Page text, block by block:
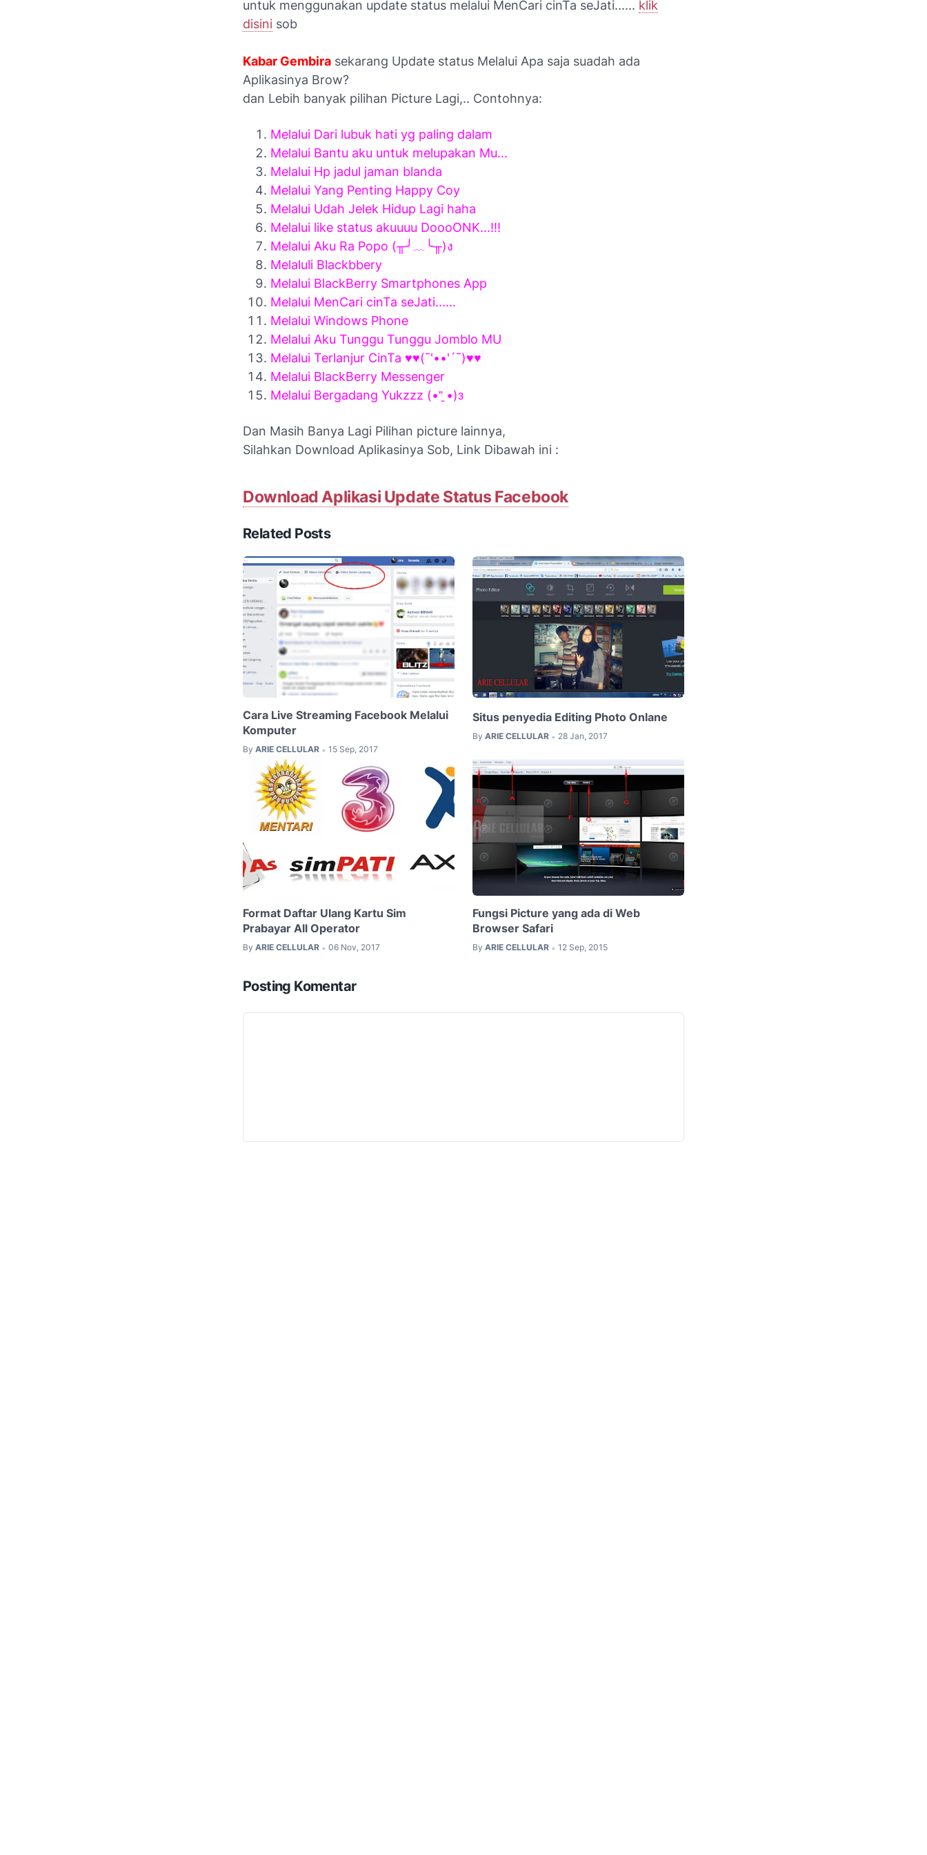
untuk menggunakan update status melalui MenCari cinTa seJati...... klik
disini sob
Kabar Gembira sekarang Update status Melalui Apa saja suadah ada
Aplikasinya Brow?
dan Lebih banyak pilihan Picture Lagi,.. Contohnya:
Melalui Dari lubuk hati yg paling dalam
Melalui Bantu aku untuk melupakan Mu...
Melalui Hp jadul jaman blanda
Melalui Yang Penting Happy Coy
Melalui Udah Jelek Hidup Lagi haha
Melalui like status akuuuu DoooONK...!!!
Melalui Aku Ra Popo (╥╯﹏╰╥)ง
Melaluli Blackbbery
Melalui BlackBerry Smar­t­p­h­ones App
Melalui MenCari cinTa seJati......
Melalui Windows Phone
Melalui Aku Tunggu Tunggu Jomblo MU
Melalui Terlanjur CinTa ♥♥(¯'••'´¯)♥♥
Melalui BlackBerry Messenger
Melalui Bergadang Yukzzz (•”̮ •)з
Dan Masih Banya Lagi Pilihan picture lainnya,
Silahkan Download Aplikasinya Sob, Link Dibawah ini :
Download Aplikasi Update Status Facebook
Related Posts
Cara Live Streaming Facebook Melalui
Komputer
By ARIE CELLULAR • 15 Sep, 2017
Situs penyedia Editing Photo Onlane
By ARIE CELLULAR • 28 Jan, 2017
Format Daftar Ulang Kartu Sim
Prabayar All Operator
By ARIE CELLULAR • 06 Nov, 2017
Fungsi Picture yang ada di Web
Browser Safari
By ARIE CELLULAR • 12 Sep, 2015
Posting Komentar